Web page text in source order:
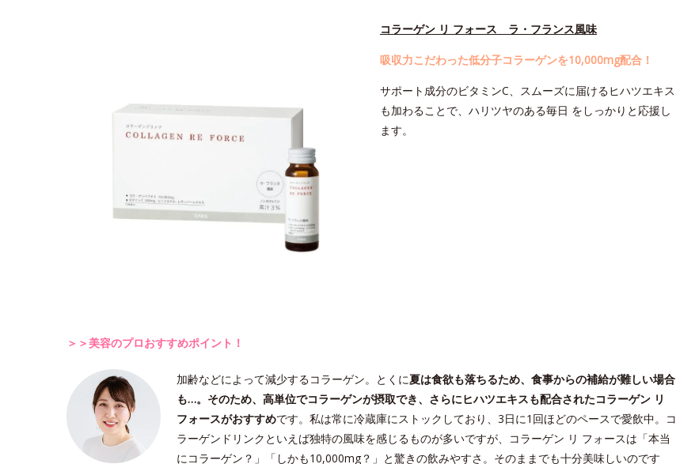
コラーゲン リ フォース ラ・フランス風味
吸収力こだわった低分子コラーゲンを10,000mg配合！
サポート成分のビタミンC、スムーズに届けるヒハツエキス
も加わることで、ハリツヤのある毎日 をしっかりと応援し
ます。
＞＞美容のプロおすすめポイント！
加齢などによって減少するコラーゲン。とくに夏は食欲も落ちるため、食事からの補給が難しい場合
も…。そのため、高単位でコラーゲンが摂取でき、さらにヒハツエキスも配合されたコラーゲン リ
フォースがおすすめです。私は常に冷蔵庫にストックしており、3日に1回ほどのペースで愛飲中。コ
ラーゲンドリンクといえば独特の風味を感じるものが多いですが、コラーゲン リ フォースは「本当
にコラーゲン？」「しかも10,000mg？」と驚きの飲みやすさ。そのままでも十分美味しいのです